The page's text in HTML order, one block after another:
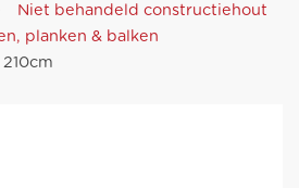
Niet behandeld constructiehout
planken & balken